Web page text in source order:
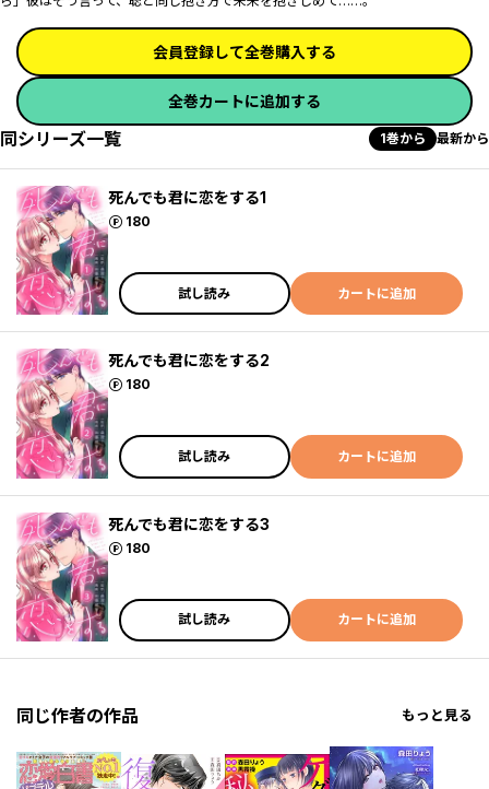
会員登録して全巻購入する
全巻カートに追加する
同シリーズ一覧 1巻から 最新から
死んでも君に恋をする1
180
ポイント
試し読み カートに追加
死んでも君に恋をする2
180
ポイント
試し読み カートに追加
死んでも君に恋をする3
180
ポイント
試し読み カートに追加
同じ作者の作品 もっと見る